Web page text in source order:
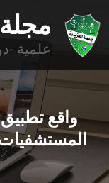
مجلة
علمية -
واقع تطبيق
المستشفيات